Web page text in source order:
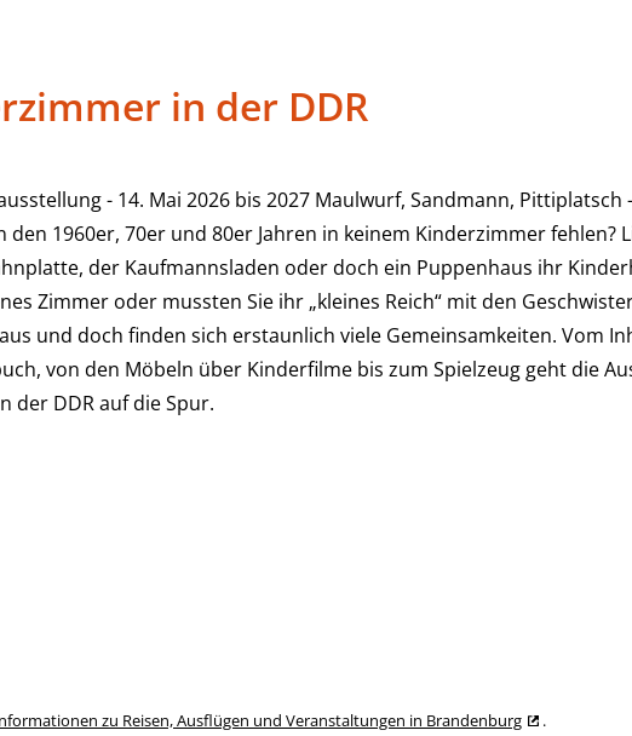
in der DDR
- 14. Mai 2026 bis 2027 Maulwurf, Sandmann,
den 1960er, 70er und 80er Jahren in keinem Kinderzimmer fehlen?
der Kaufmannsladen oder doch ein Puppenhaus ihr
Zimmer oder mussten Sie ihr „kleines Reich“ mit den
und doch finden sich erstaunlich viele Gemeinsamkeiten. Vom
von den Möbeln über Kinderfilme bis zum Spielzeug geht die
der DDR auf die Spur.
zu Reisen, Ausflügen und Veranstaltungen in Brandenburg .